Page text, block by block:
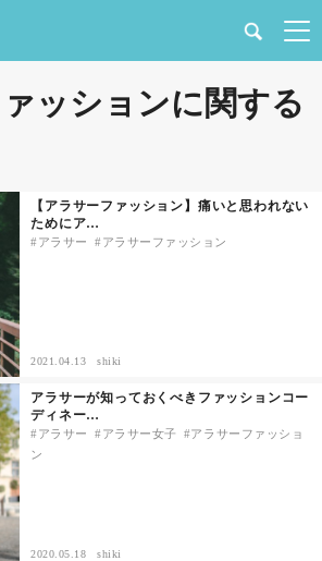
ッションに関する
【アラサーファッション】痛いと思われない
ためにア…
アラサー アラサーファッション
2021.04.13 shiki
アラサーが知っておくべきファッションコー
ディネー…
アラサー アラサー女子
アラサーファッショ
ン
2020.05.18 shiki